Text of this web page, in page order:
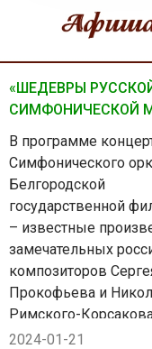
«ШЕДЕВРЫ
СИМФОНИЧЕСКОЙ
В программе
Симфонического
Белгородской
государственной
– известные
замечательных
композиторов
Прокофьева и
Римского-
2024-01-21